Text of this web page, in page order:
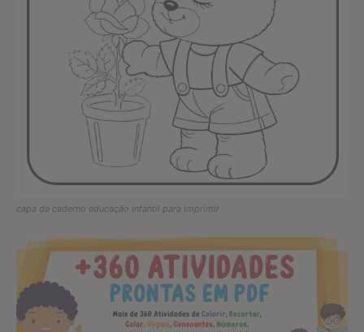
capa de caderno educação infantil para imprimir